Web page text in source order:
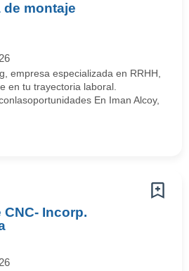
de montaje
empresa especializada en RRHH,
en tu trayectoria laboral.
En Iman Alcoy,
Incorp.